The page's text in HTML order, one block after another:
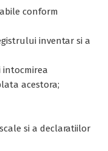
conform
inventar si a
acestora;
si a declaratiilor